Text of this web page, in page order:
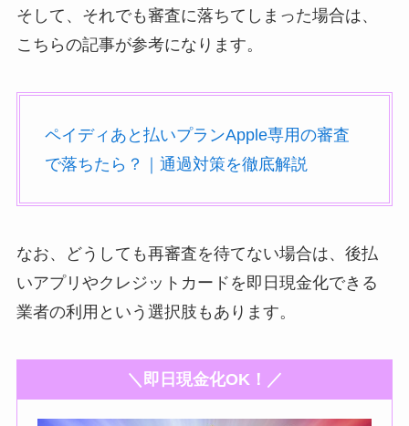
そして、それでも審査に落ちてしまった場合は、
こちらの記事が参考になります。
ペイディあと払いプランApple専用の審査
で落ちたら？｜通過対策を徹底解説
なお、どうしても再審査を待てない場合は、後払
いアプリやクレジットカードを即日現金化できる
業者の利用という選択肢もあります。
＼即日現金化OK！／